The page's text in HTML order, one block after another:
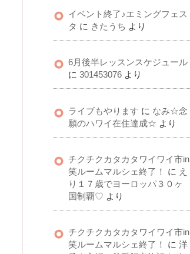
イベント終了♪エミングフェス
タ に きたうち より
6月後半レッスンスケジュール
に 301453076 より
ライブもやります に なみ☆念
願のハワイ在住達成☆ より
チクチクカタカタワイワイ市in
笑ルームマルシェ終了！
に え
り１７歳でヨーロッパ３０ヶ
国制覇♡ より
チクチクカタカタワイワイ市in
笑ルームマルシェ終了！
に 洋